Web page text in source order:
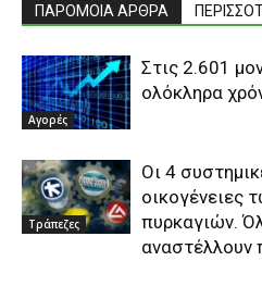
ΠΑΡΟΜΟΙΑ ΑΡΘΡΑ
Αγορές
Στις 2.601
ολόκληρα
Τράπεζες
Οι 4
οικογένειες
πυρκαγιών.
αναστέλλουν